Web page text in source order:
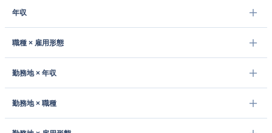
年収
職種 × 雇用形態
勤務地 × 年収
勤務地 × 職種